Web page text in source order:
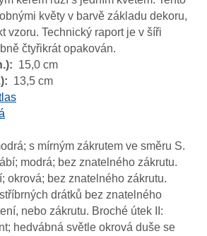
květy v barvě základu dekoru,
vzoru. Technický raport je v šíři
čtyřikrát opakován.
15,0 cm
13,5 cm
s mírným zákrutem ve směru S.
modrá; bez znatelného zákrutu.
okrová; bez znatelného zákrutu.
drátků bez znatelného
nebo zákrutu. Broché útek II:
hedvábná světle okrová duše se